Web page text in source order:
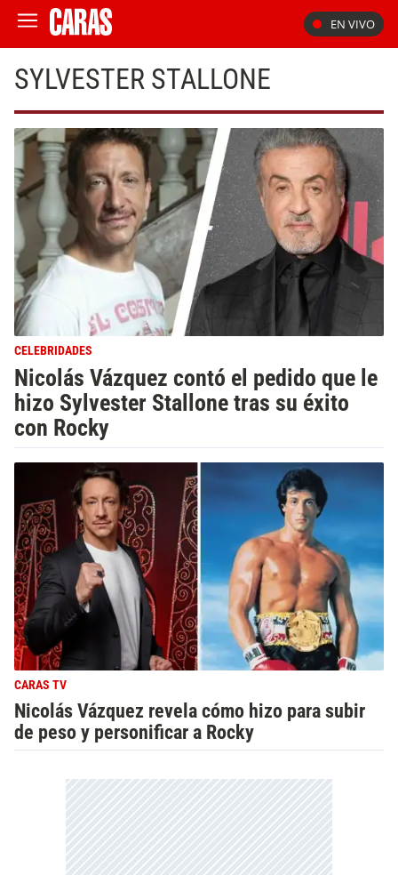
EN VIVO
SYLVESTER STALLONE
CELEBRIDADES
Nicolás Vázquez contó el pedido que le
hizo Sylvester Stallone tras su éxito
con Rocky
CARAS TV
Nicolás Vázquez revela cómo hizo para subir
de peso y personificar a Rocky